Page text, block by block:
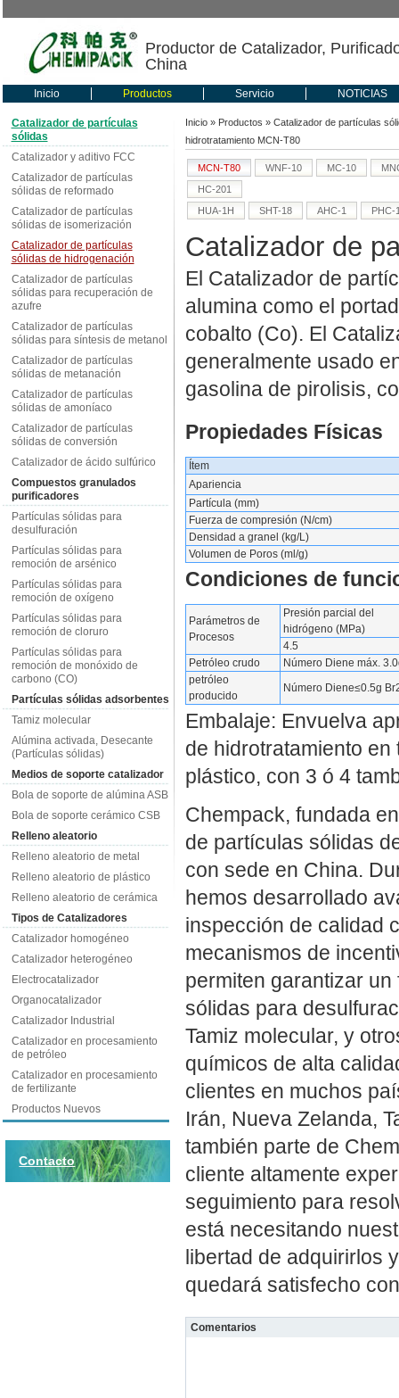
Productor de Catalizador,
China
Inicio Productos Servicio NOTICIAS
Catalizador de partículas
sólidas
Catalizador y aditivo FCC
Catalizador de partículas
sólidas de reformado
Catalizador de partículas
sólidas de isomerización
Catalizador de partículas
sólidas de hidrogenación
Catalizador de partículas
sólidas para recuperación de
azufre
Catalizador de partículas
sólidas para síntesis de metanol
Catalizador de partículas
sólidas de metanación
Catalizador de partículas
sólidas de amoníaco
Catalizador de partículas
sólidas de conversión
Catalizador de ácido sulfúrico
Compuestos granulados
purificadores
Partículas sólidas para
desulfuración
Partículas sólidas para
remoción de arsénico
Partículas sólidas para
remoción de oxígeno
Partículas sólidas para
remoción de cloruro
Partículas sólidas para
remoción de monóxido de
carbono (CO)
Partículas sólidas adsorbentes
Tamiz molecular
Alúmina activada, Desecante
(Partículas sólidas)
Medios de soporte catalizador
Bola de soporte de alúmina ASB
Bola de soporte cerámico CSB
Relleno aleatorio
Relleno aleatorio de metal
Relleno aleatorio de plástico
Relleno aleatorio de cerámica
Tipos de Catalizadores
Catalizador homogéneo
Catalizador heterogéneo
Electrocatalizador
Organocatalizador
Catalizador Industrial
Catalizador en procesamiento
de petróleo
Catalizador en procesamiento
de fertilizante
Productos Nuevos
Contacto
Inicio» Productos » Catalizador de partículas
hidrotratamiento MCN-T80
MCN-T80 WNF-10 MC-10
HC-201
HUA-1H
SHT-18 AHC-1 PHC-
Catalizador de
El Catalizador de
alumina como el
cobalto (Co). El
generalmente usado
gasolina de pirolisis,
Propiedades Físicas
Ítem
Apariencia
Partícula (mm)
Fuerza de compresión (N/cm)
Densidad a granel (kg/L)
Volumen de Poros (ml/g)
Condiciones de
Parámetros de
Procesos
Presión parcial del
hidrógeno (MPa)
4.5
Petróleo crudo
Número Diene máx.
petróleo
producido
Número Diene≤0.5g
Embalaje: Envuelva
de hidrotratamiento
plástico, con 3 ó 4
Chempack, fundada
de partículas sólidas
con sede en China.
hemos desarrollado
inspección de calidad
mecanismos de
permiten garantizar
sólidas para
Tamiz molecular, y
químicos de alta
clientes en muchos
Irán, Nueva Zelanda,
también parte de
cliente altamente
seguimiento para
está necesitando
libertad de adquirirlos
quedará satisfecho
Comentarios